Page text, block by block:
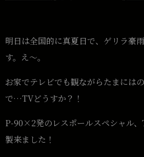
明日は全国的に真夏日で、ゲリラ豪
す。え〜。
お家でテレビでも観ながらたまには
で…TVどうすか？！
P-90×2発のレスポールスペシャル
製来ました！